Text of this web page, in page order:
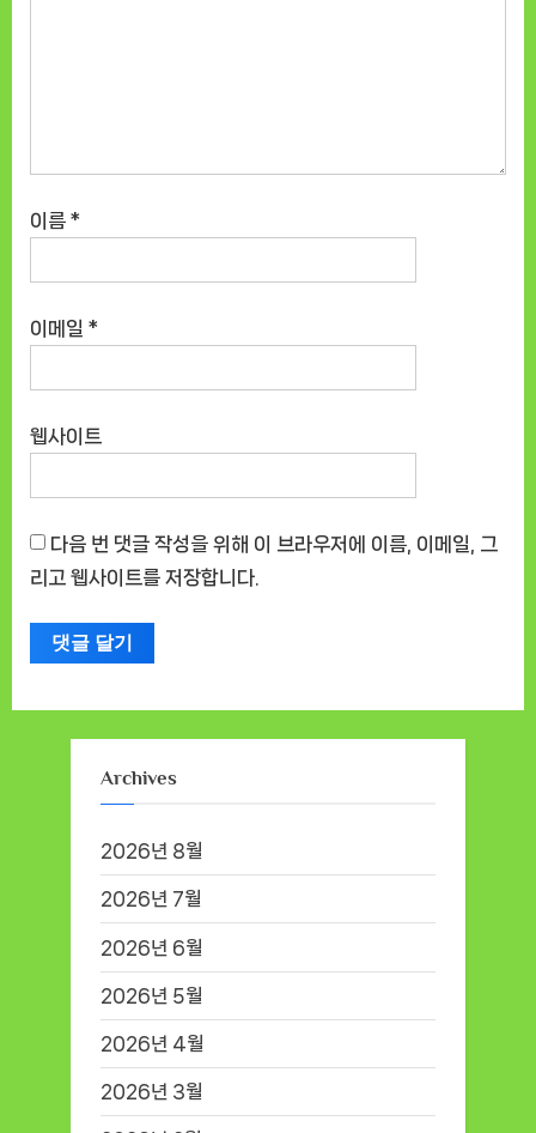
이름 *
이메일 *
웹사이트
다음 번 댓글 작성을 위해 이 브라우저에 이름, 이메일, 그
리고 웹사이트를 저장합니다.
Archives
2026년 8월
2026년 7월
2026년 6월
2026년 5월
2026년 4월
2026년 3월